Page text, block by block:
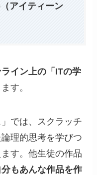
アイティーン
イン上の「ITの学
す。
では、スクラッチ
理的思考を学びつ
す。他生徒の作品
分もあんな作品を作